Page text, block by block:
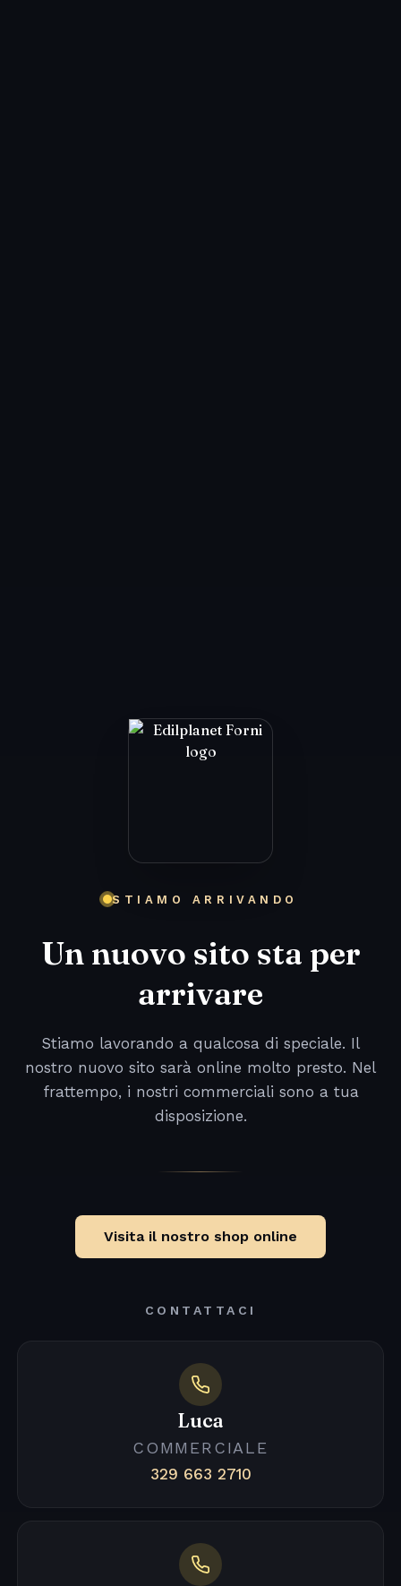
STIAMO ARRIVANDO
Un nuovo sito sta per
arrivare
Stiamo lavorando a qualcosa di speciale. Il
nostro nuovo sito sarà online molto presto. Nel
frattempo, i nostri commerciali sono a tua
disposizione.
Visita il nostro shop online
CONTATTACI
Luca
COMMERCIALE
329 663 2710